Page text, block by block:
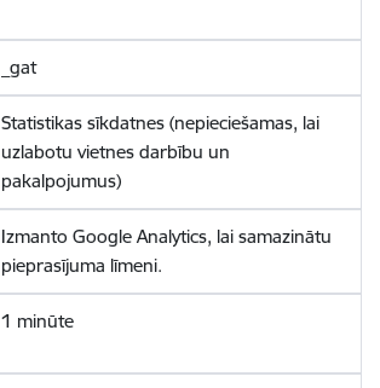
_gat
Statistikas sīkdatnes (nepieciešamas, lai
uzlabotu vietnes darbību un
pakalpojumus)
Izmanto Google Analytics, lai samazinātu
pieprasījuma līmeni.
1 minūte